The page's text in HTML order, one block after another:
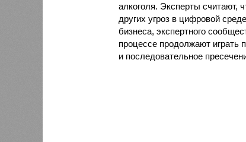
алкоголя. Эксперты считают,
других угроз в цифровой
бизнеса, экспертного
процессе продолжают играть
и последовательное